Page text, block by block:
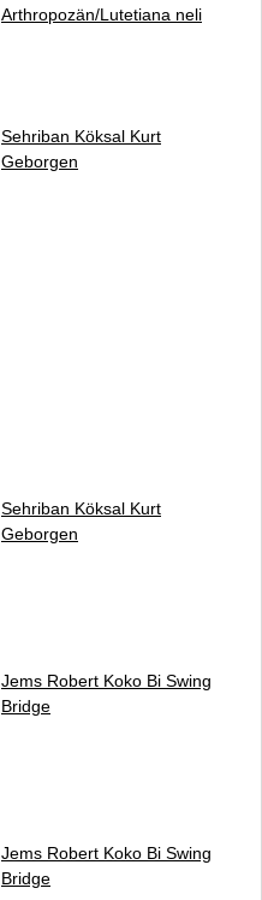
Arthropozän/Lutetiana neli
Sehriban Köksal Kurt
Geborgen
Sehriban Köksal Kurt
Geborgen
Jems Robert Koko Bi Swing
Bridge
Jems Robert Koko Bi Swing
Bridge